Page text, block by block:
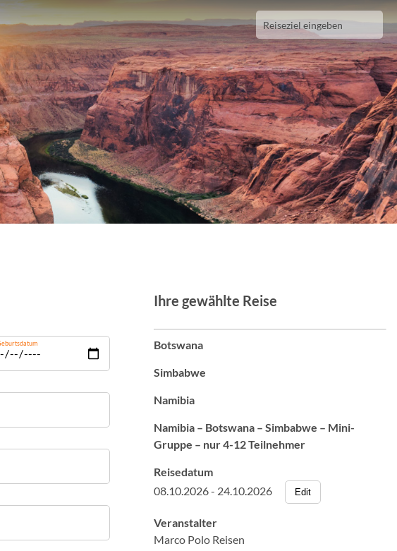
Ihre gewählte Reise
Botswana
Simbabwe
Namibia
Namibia – Botswana – Simbabwe – Mini-
Gruppe – nur 4-12 Teilnehmer
Reisedatum
08.10.2026 - 24.10.2026
Edit
Veranstalter
Marco Polo Reisen